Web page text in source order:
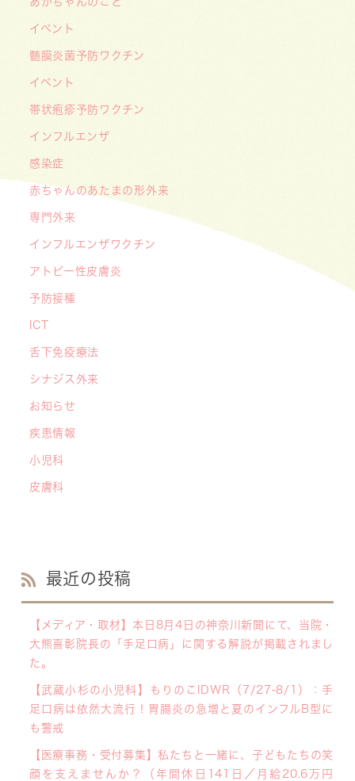
――「武蔵小杉 森のこどもクリニック」の新た
な挑戦
2026/05/08
【メディア・取材】４月１０日発売「子供の科
学」５月号の「なぜ？なぜ？どうして？」で大熊
ゴールデンウィーク（GW）の処方薬受け取りに
関する重要なお願い〜処方箋の有効期限は当日を
含めて「4日間」です〜
イベント
髄膜炎菌予防ワクチン
イベント
帯状疱疹予防ワクチン
インフルエンザ
感染症
赤ちゃんのあたまの形外来
専門外来
インフルエンザワクチン
アトピー性皮膚炎
予防接種
ICT
舌下免疫療法
シナジス外来
お知らせ
疾患情報
小児科
皮膚科
最近の投稿
【メディア・取材】本日8月4日の神奈川新聞にて、当院・
大熊喜彰院長の「手足口病」に関する解説が掲載されまし
た。
【武蔵小杉の小児科】もりのこIDWR（7/27-8/1）：手
足口病は依然大流行！胃腸炎の急増と夏のインフルB型に
も警戒
【医療事務・受付募集】私たちと一緒に、子どもたちの笑
顔を支えませんか？（年間休日141日／月給20.6万円